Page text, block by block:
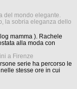
del mondo elegante.
la sobria eleganza dello
mamma ). Rachele
alla moda con
a Firenze
serie ha percorso le
stesse ore in cui